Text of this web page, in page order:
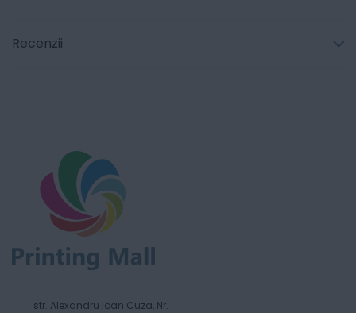
Recenzii
str. Alexandru Ioan Cuza, Nr.